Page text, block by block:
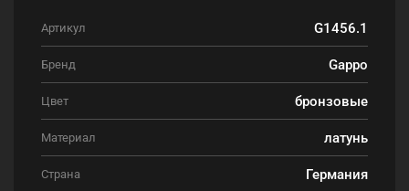
Артикул G1456.1
Бренд Gappo
Цвет бронзовые
Материал латунь
Страна Германия